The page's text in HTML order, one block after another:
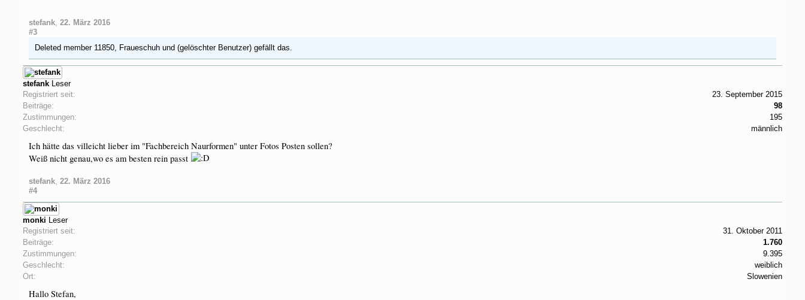
stefank, 22. März 2016
#3
Deleted member 11850, Fraueschuh und(gelöschter Benutzer) gefällt das.
stefank Leser
Registriert seit:
23. September 2015
Beiträge:
98
Zustimmungen:
195
Geschlecht:
männlich
Ich hätte das villeicht lieber im "Fachbereich Naurformen" unter Fotos Posten sollen?
Weiß nicht genau,wo es am besten rein passt
stefank, 22. März 2016
#4
monki Leser
Registriert seit:
31. Oktober 2011
Beiträge:
1.760
Zustimmungen:
9.395
Geschlecht:
weiblich
Ort:
Slowenien
Hallo Stefan,